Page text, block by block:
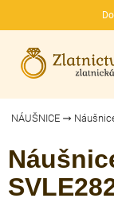
CZK
NÁUŠNICE